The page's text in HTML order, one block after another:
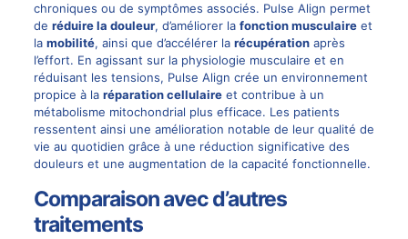
chroniques ou de symptômes associés. Pulse Align permet
de réduire la douleur, d’améliorer la fonction musculaireet
la mobilité, ainsi que d’accélérer la récupérationaprès
l’effort. En agissant sur la physiologie musculaire et en
réduisant les tensions, Pulse Align crée un environnement
propice à la réparation cellulaireet contribue à un
métabolisme mitochondrial plus efficace. Les patients
ressentent ainsi une amélioration notable de leur qualité de
vie au quotidien grâce à une réduction significative des
douleurs et une augmentation de la capacité fonctionnelle.
Comparaison avec d’autres
traitements